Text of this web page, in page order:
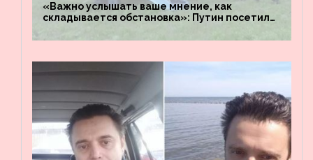
«Важно услышать ваше мнение, как
складывается обстановка»: Путин посетил
«Восток»